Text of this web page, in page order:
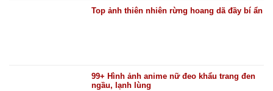
Top ảnh thiên nhiên rừng hoang dã đầy bí ẩn
99+ Hình ảnh anime nữ đeo khẩu trang đen
ngầu, lạnh lùng